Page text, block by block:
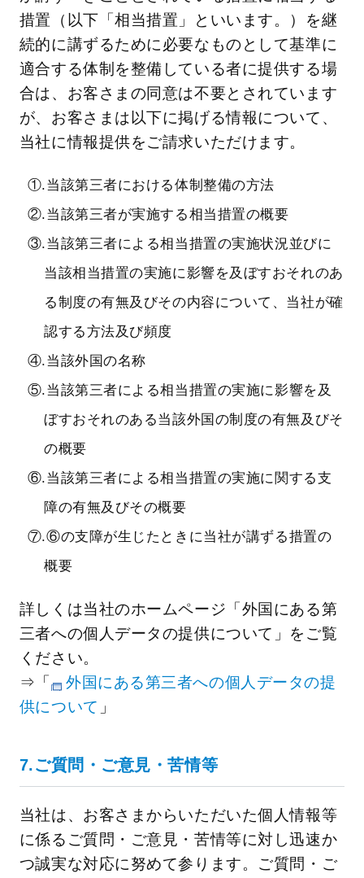
措置（以下「相当措置」といいます。）を継
続的に講ずるために必要なものとして基準に
適合する体制を整備している者に提供する場
合は、お客さまの同意は不要とされています
が、お客さまは以下に掲げる情報について、
当社に情報提供をご請求いただけます。
①.当該第三者における体制整備の方法
②.当該第三者が実施する相当措置の概要
③.当該第三者による相当措置の実施状況並びに
当該相当措置の実施に影響を及ぼすおそれのあ
る制度の有無及びその内容について、当社が確
認する方法及び頻度
④.当該外国の名称
⑤.当該第三者による相当措置の実施に影響を及
ぼすおそれのある当該外国の制度の有無及びそ
の概要
⑥.当該第三者による相当措置の実施に関する支
障の有無及びその概要
⑦.⑥の支障が生じたときに当社が講ずる措置の
概要
詳しくは当社のホームページ「外国にある第
三者への個人データの提供について」をご覧
ください。
⇒「
外国にある第三者への個人データの提
供について 」
7.ご質問・ご意見・苦情等
当社は、お客さまからいただいた個人情報等
に係るご質問・ご意見・苦情等に対し迅速か
つ誠実な対応に努めて参ります。ご質問・ご